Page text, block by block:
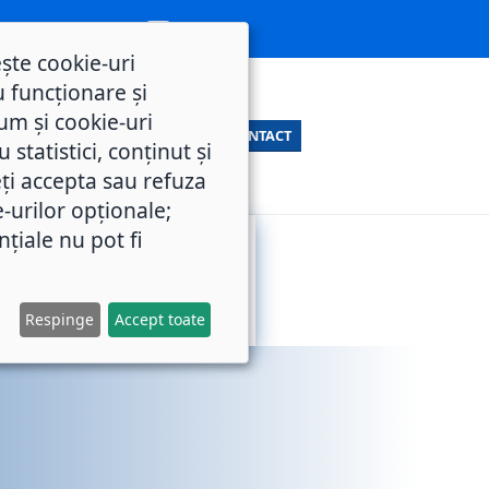
CONTACT
cookie-uri
funcționare și
și cookie-uri
statistici, conținut și
accepta sau refuza
urilor opționale;
nu pot fi
Respinge Accept toate